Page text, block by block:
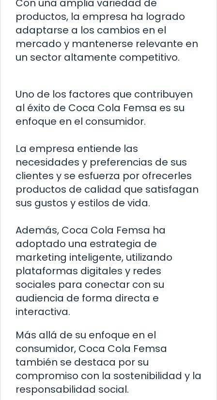
Con una amplia variedad de
productos, la empresa ha logrado
adaptarse a los cambios en el
mercado y mantenerse relevante en
un sector altamente competitivo.
Uno de los factores que contribuyen
al éxito de Coca Cola Femsa es su
enfoque en el consumidor.
La empresa entiende las
necesidades y preferencias de sus
clientes y se esfuerza por ofrecerles
productos de calidad que satisfagan
sus gustos y estilos de vida.
Además, Coca Cola Femsa ha
adoptado una estrategia de
marketing inteligente, utilizando
plataformas digitales y redes
sociales para conectar con su
audiencia de forma directa e
interactiva.
Más allá de su enfoque en el
consumidor, Coca Cola Femsa
también se destaca por su
compromiso con la sostenibilidad y la
responsabilidad social.